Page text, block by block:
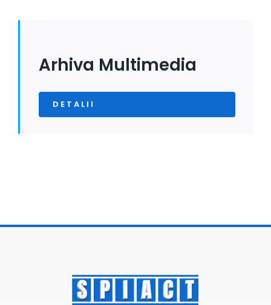
Arhiva Multimedia
DETALII